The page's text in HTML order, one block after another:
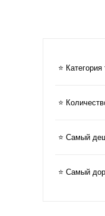
⭐
⭐
⭐ Самый
⭐ Самый